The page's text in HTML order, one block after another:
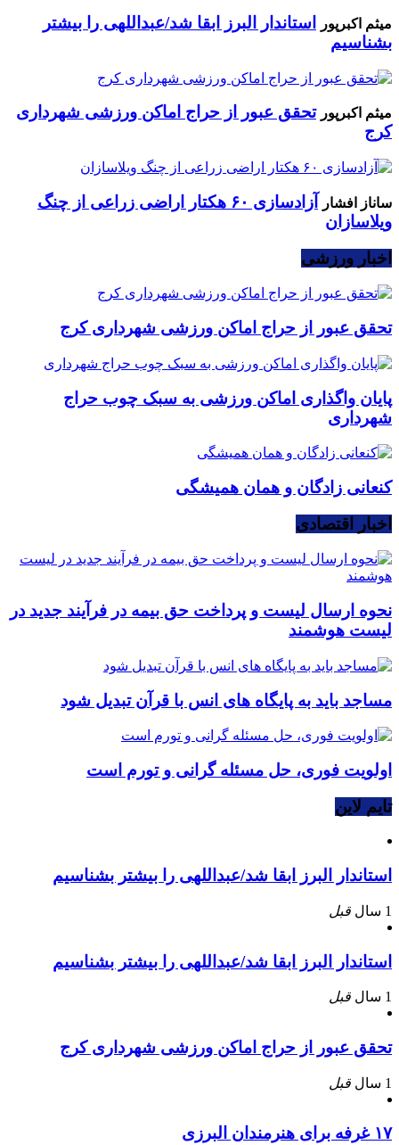
میثم اکبرپور
استاندار البرز ابقا شد/عبداللهی را بیشتر
بشناسیم
میثم اکبرپور تحقق عبور از حراج اماکن ورزشی شهرداری
کرج
ساناز افشار
آزادسازی ۶۰ هکتار اراضی زراعی از چنگ
ویلاسازان
اخبار ورزشی
تحقق عبور از حراج اماکن ورزشی شهرداری کرج
پایان واگذاری اماکن ورزشی به سبک چوب حراج
شهرداری
کنعانی زادگان و همان همیشگی
اخبار اقتصادی
نحوه ارسال لیست و پرداخت حق بیمه در فرآیند جدید در
لیست هوشمند
مساجد باید به پایگاه های انس با قرآن تبدیل شود
اولویت فوری، حل مسئله گرانی و تورم است
تایم لاین
استاندار البرز ابقا شد/عبداللهی را بیشتر بشناسیم
1 سال قبل
استاندار البرز ابقا شد/عبداللهی را بیشتر بشناسیم
1 سال قبل
تحقق عبور از حراج اماکن ورزشی شهرداری کرج
1 سال قبل
۱۷ غرفه برای هنرمندان البرزی